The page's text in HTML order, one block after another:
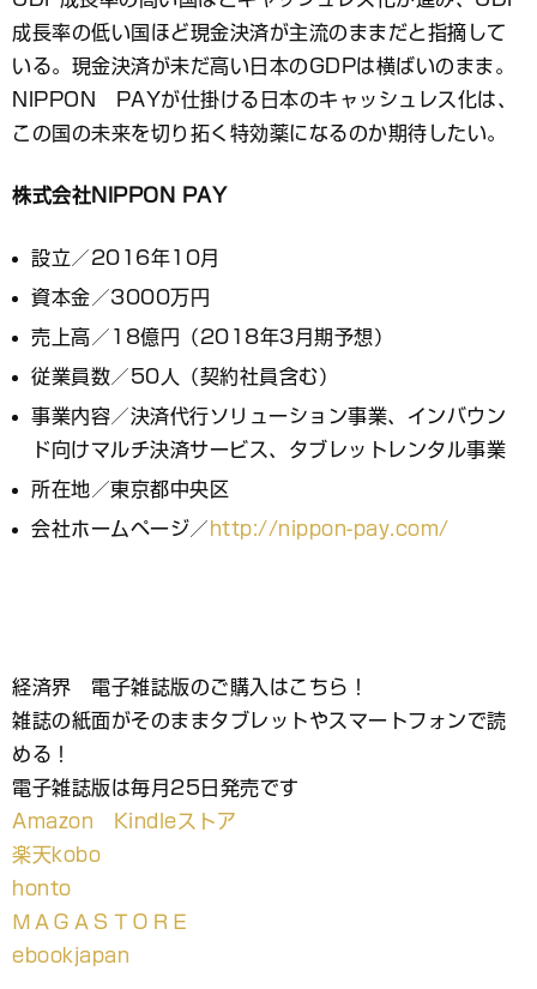
成長率の低い国ほど現金決済が主流のままだと指摘して
いる。現金決済が未だ高い日本のGDPは横ばいのまま。
NIPPON PAYが仕掛ける日本のキャッシュレス化は、
この国の未来を切り拓く特効薬になるのか期待したい。
株式会社NIPPON PAY
設立／2016年10月
資本金／3000万円
売上高／18億円（2018年3月期予想）
従業員数／50人（契約社員含む）
事業内容／決済代行ソリューション事業、インバウン
ド向けマルチ決済サービス、タブレットレンタル事業
所在地／東京都中央区
会社ホームページ／ http://nippon-pay.com/
経済界 電子雑誌版のご購入はこちら！
雑誌の紙面がそのままタブレットやスマートフォンで読
める！
電子雑誌版は毎月25日発売です
Amazon Kindleストア
楽天kobo
honto
ＭＡＧＡＳＴＯＲＥ
ebookjapan